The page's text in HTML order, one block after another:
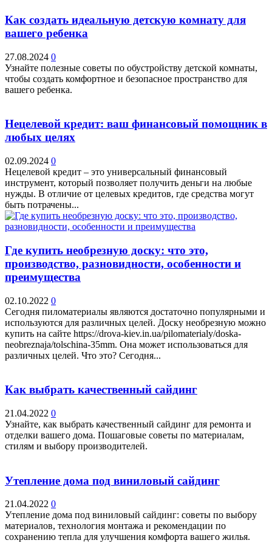
Как создать идеальную детскую комнату для
вашего ребенка
27.08.2024 0
Узнайте полезные советы по обустройству детской комнаты,
чтобы создать комфортное и безопасное пространство для
вашего ребенка.
Нецелевой кредит: ваш финансовый помощник в
любых целях
02.09.2024 0
Нецелевой кредит – это универсальный финансовый
инструмент, который позволяет получить деньги на любые
нужды. В отличие от целевых кредитов, где средства могут
быть потрачены...
Где купить необрезную доску: что это,
производство, разновидности, особенности и
преимущества
02.10.2022 0
Сегодня пиломатериалы являются достаточно популярными и
используются для различных целей. Доску необрезную можно
купить на сайте https://drova-kiev.in.ua/pilomaterialy/doska-
neobreznaja/tolschina-35mm. Она может использоваться для
различных целей. Что это? Сегодня...
Как выбрать качественный сайдинг
21.04.2022 0
Узнайте, как выбрать качественный сайдинг для ремонта и
отделки вашего дома. Пошаговые советы по материалам,
стилям и выбору производителей.
Утепление дома под виниловый сайдинг
21.04.2022 0
Утепление дома под виниловый сайдинг: советы по выбору
материалов, технология монтажа и рекомендации по
сохранению тепла для улучшения комфорта вашего жилья.